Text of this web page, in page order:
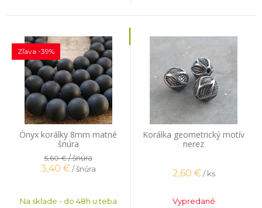
Ónyx korálky 8mm matné
šnúra
Zľava -39%
5,60 €/ šnúra
3,40 € / šnúra
Na sklade - do 48h u teba
Korálka geometrický motív
nerez
2,60 € / ks
Vypredané